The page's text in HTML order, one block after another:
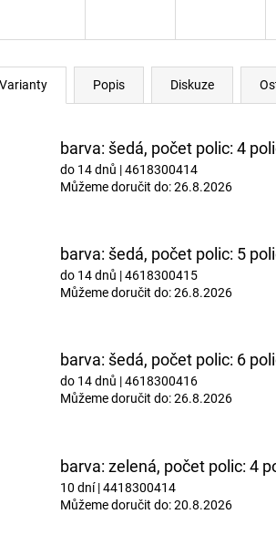
Varianty Popis Diskuze
barva: šedá, počet polic: 4
do 14 dnů | 4618300414
Můžeme doručit do:26.8.2026
barva: šedá, počet polic: 5
do 14 dnů | 4618300415
Můžeme doručit do:26.8.2026
barva: šedá, počet polic: 6
do 14 dnů | 4618300416
Můžeme doručit do:26.8.2026
barva: zelená, počet polic: 4
10 dní| 4418300414
Můžeme doručit do:20.8.2026